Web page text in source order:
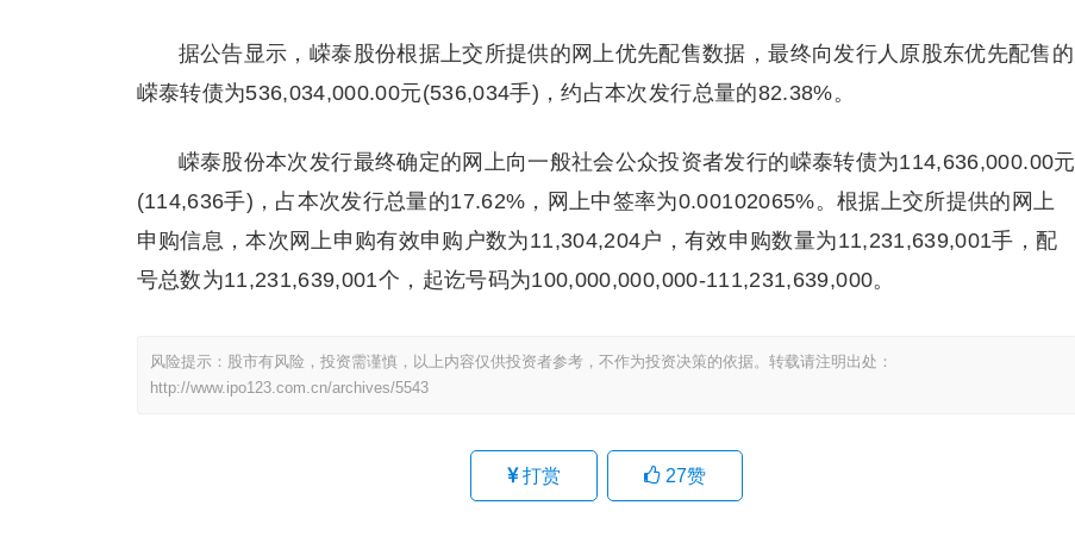
据公告显示，嵘泰股份根据上交所提供的网上优先配售数据，最终向发行人原股东优先配售的
嵘泰转债为536,034,000.00元(536,034手)，约占本次发行总量的82.38%。
嵘泰股份本次发行最终确定的网上向一般社会公众投资者发行的嵘泰转债为114,636,000.00元
(114,636手)，占本次发行总量的17.62%，网上中签率为0.00102065%。根据上交所提供的网上
申购信息，本次网上申购有效申购户数为11,304,204户，有效申购数量为11,231,639,001手，配
号总数为11,231,639,001个，起讫号码为100,000,000,000-111,231,639,000。
风险提示：股市有风险，投资需谨慎，以上内容仅供投资者参考，不作为投资决策的依据。转载请注明出处：
http://www.ipo123.com.cn/archives/5543
打赏 27赞